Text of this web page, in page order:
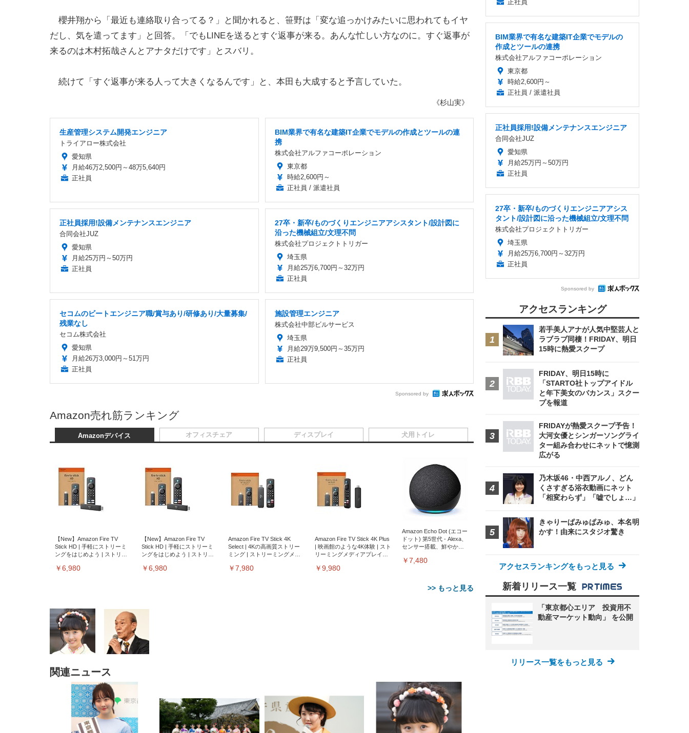
櫻井翔から「最近も連絡取り合ってる？」と聞かれると、笹野は「変な追っかけみたいに思われてもイヤ
だし、気を遣ってます」と回答。「でもLINEを送るとすぐ返事が来る。あんな忙しい方なのに。すぐ返事が
来るのは木村拓哉さんとアナタだけです」とスバリ。
続けて「すぐ返事が来る人って大きくなるんです」と、本田も大成すると予言していた。
《杉山実》
生産管理システム開発エンジニア
トライアロー株式会社
愛知県
月給46万2,500円～48万5,640円
正社員
BIM業界で有名な建築IT企業でモデルの作成とツールの連
携
株式会社アルファコーポレーション
東京都
時給2,600円～
正社員 / 派遣社員
正社員採用!設備メンテナンスエンジニア
合同会社JUZ
愛知県
月給25万円～50万円
正社員
27卒・新卒/ものづくりエンジニアアシスタント/設計図に
沿った機械組立/文理不問
株式会社プロジェクトトリガー
埼玉県
月給25万6,700円～32万円
正社員
セコムのビートエンジニア職/賞与あり/研修あり/大量募集/
残業なし
セコム株式会社
愛知県
月給26万3,000円～51万円
正社員
施設管理エンジニア
株式会社中部ビルサービス
埼玉県
月給29万9,500円～35万円
正社員
Sponsored by
Amazon売れ筋ランキング
Amazonデバイス
【New】Amazon Fire TV
Stick HD | 手軽にストリーミ
ングをはじめよう | ストリー
￥6,980
【New】Amazon Fire TV
Stick HD | 手軽にストリーミ
ングをはじめよう | ストリー
￥6,980
Amazon Fire TV Stick 4K
Select | 4Kの高画質ストリー
ミング | ストリーミングメデ
￥7,980
Amazon Fire TV Stick 4K Plus
| 映画館のような4K体験 | スト
リーミングメディアプレイヤ
￥9,980
Amazon Echo Dot (エコー
ドット) 第5世代 - Alexa、
センサー搭載、鮮やかな
￥7,480
>> もっと見る
オフィスチェア
[EdoErgo] オフィスチェア 椅
子 テレワーク 疲れない 跳ね
上げ式アームレスト コンパク
ト 約105度ロッキング pc 事務
椅子 360度回転 座面昇降 強化
ナイロン樹脂ベース 通気性メ
￥5,699
ア 人間工学 疲れない ブラッ
￥27,999
チェア 疲れない テレワーク
チェア 強化バックレスト 30
度ロッキング機能 人間工学 椅
子 腰サポート 90度跳ね上げ
式アームレスト 3Dヘッドレス
￥7,680
チェア 疲れない テレワーク
チェア 強化バックレスト 30度
ロッキング機能 人間工学 椅子
腰サポート 90度跳ね上げ式ア
ームレスト 3Dヘッドレスト
￥7,680
ANDWINT オフィスチェ
ア デスクチェア 肘なし メ
ッシュ 通気性 ランバーサ
ポート付き 腰サポート ガ
ス圧無段階昇降 360度回
転 キャスター付き コンパ
クト 幅52×奥行58.5×高さ
￥4,139
ディスプレイ
EIZO ビジネス向けプレミア
ムモニター | FlexScan
EV3240X-WT | 31.5型4K
UHD・USB Type-C・ホワイ
￥105,595
EIZO ビジネス向けプレミア
EV2740X-WT | 27.0型4K
UHD・USB Type-C・ホワイ
￥109,572
ク付き（CFI-ZDM1J）
￥49,979
ニター フル
HD（1920×1080）VA 非光
沢 HDMI/DisplayPort/VGA
スピーカー内蔵 高さ調整 ス
イベル VESA対応
￥15,800
【MiniLED/24.5inch/280Hz/FHD】
GRAPHT THE SHOOTER
Gaming Monitor 24” Essential ゲ
ーミングモニター QD 24.5インチ
1ms FHD 量子ドット 残像低減 (3
年保証 | 輝点保証 | 日本メーカー)
￥34,980
犬用トイレ
Amazonベーシック ペットシ
ーツ 薄型 レギュラー 1回使い
捨て 無香料 ホワイト 300枚
￥3,373
枚) ホワイト(吸収面:ライトブ
￥3,234
ツ L 中型犬用 26枚入り 単品
￥1,800
ック) 【Amazon.co.jp限定】
Smart Basic アイリスオーヤマ
ペットシーツ 超厚型 お徳用
ワイド 100枚入 (x 1) (ケース
販売)
￥3,670
アイリスオーヤマ ペット
シーツ 超厚型 お徳用 レギ
ュラー 200枚入
【Amazon.co.jp限定】
￥3,731
関連ニュース
正社員
BIM業界で有名な建築IT企業でモデルの
作成とツールの連携
株式会社アルファコーポレーション
東京都
時給2,600円～
正社員 / 派遣社員
正社員採用!設備メンテナンスエンジニア
合同会社JUZ
愛知県
月給25万円～50万円
正社員
27卒・新卒/ものづくりエンジニアアシス
タント/設計図に沿った機械組立/文理不問
株式会社プロジェクトトリガー
埼玉県
月給25万6,700円～32万円
正社員
Sponsored by
アクセスランキング
若手美人アナが人気中堅芸人と
ラブラブ同棲！FRIDAY、明日
15時に熱愛スクープ
FRIDAY、明日15時に
「STARTO社トップアイドル
と年下美女のバカンス」スクー
プを報道
FRIDAYが熱愛スクープ予告！
大河女優とシンガーソングライ
ター組み合わせにネットで憶測
広がる
乃木坂46・中西アルノ、どん
くさすぎる浴衣動画にネット
「相変わらず」「嘘でしょ…」
きゃりーぱみゅぱみゅ、本名明
かす！由来にスタジオ驚き
アクセスランキングをもっと見る
新着リリース一覧
「東京都心エリア 投資用不
動産マーケット動向」 を公開
リリース一覧をもっと見る